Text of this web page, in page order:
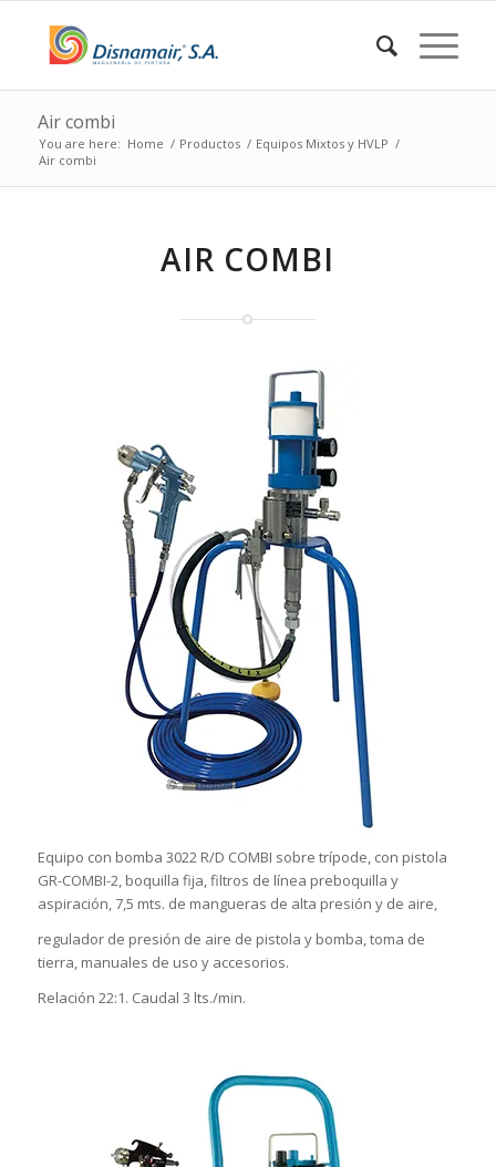
Air combi
You are here: Home / Productos / Equipos Mixtos y HVLP /
Air combi
AIR COMBI
Equipo con bomba 3022 R/D COMBI sobre trípode, con pistola
GR-COMBI-2, boquilla fija, filtros de línea preboquilla y
aspiración, 7,5 mts. de mangueras de alta presión y de aire,
regulador de presión de aire de pistola y bomba, toma de
tierra, manuales de uso y accesorios.
Relación 22:1. Caudal 3 lts./min.